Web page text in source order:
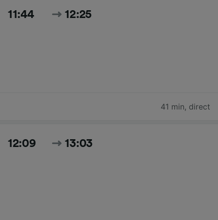
11:44 12:25
41 min, direct
12:09 13:03